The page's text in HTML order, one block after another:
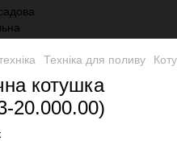
Техніка для поливу
котушка
20.000.00)